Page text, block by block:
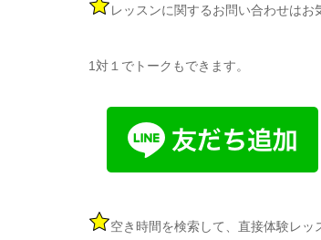
レッスンに関するお問い合わせはお
1対１でトークもできます。
空き時間を検索して、直接体験レッ